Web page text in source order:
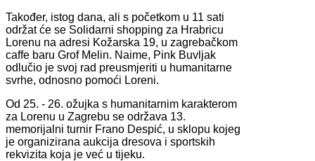
Također, istog dana, ali s početkom u 11 sati
održat će se Solidarni shopping za Hrabricu
Lorenu na adresi Kožarska 19, u zagrebačkom
caffe baru Grof Melin. Naime, Pink Buvljak
odlučio je svoj rad preusmjeriti u humanitarne
svrhe, odnosno pomoći Loreni.
Od 25. - 26. ožujka s humanitarnim karakterom
za Lorenu u Zagrebu se održava 13.
memorijalni turnir Frano Despić, u sklopu kojeg
je organizirana aukcija dresova i sportskih
rekvizita koja je već u tijeku.